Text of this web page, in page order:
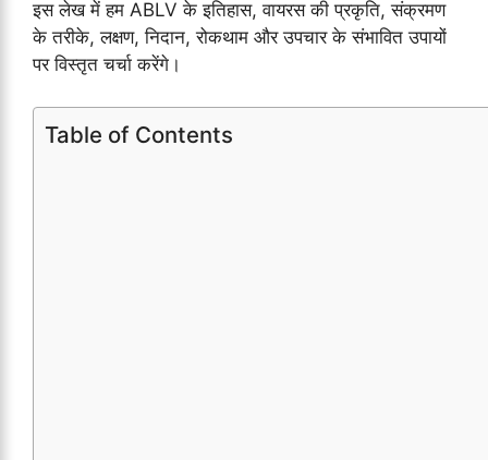
इस लेख में हम ABLV के इतिहास, वायरस की प्रकृति, संक्रमण
के तरीके, लक्षण, निदान, रोकथाम और उपचार के संभावित उपायों
पर विस्तृत चर्चा करेंगे।
Table of Contents